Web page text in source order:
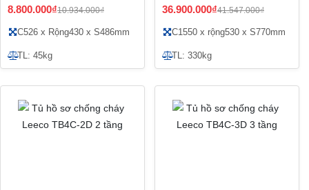
8.800.000₫10.934.000₫
C526 x Rộng430 x S486mm
TL: 45kg
36.900.000₫41.547.000₫
C1550 x rộng530 x S770mm
TL: 330kg